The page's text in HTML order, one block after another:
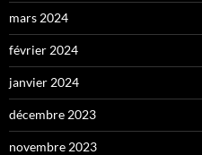
mars 2024
février 2024
janvier 2024
décembre 2023
novembre 2023